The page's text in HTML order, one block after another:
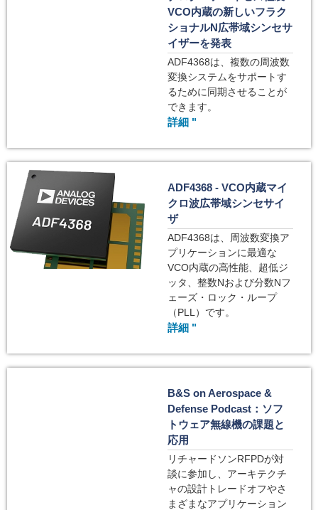
VCO内蔵の新しいフラク
ショナルN広帯域シンセサ
イザーを発表
ADF4368は、複数の周波数
変換システムをサポートす
るために同期させることが
できます。
詳細 "
ADF4368 - VCO内蔵マイ
クロ波広帯域シンセサイ
ザ
ADF4368は、周波数変換ア
プリケーションに最適な
VCO内蔵の高性能、超低ジ
ッタ、整数Nおよび分数Nフ
ェーズ・ロック・ループ
（PLL）です。
詳細 "
B&S on Aerospace &
Defense Podcast：ソフ
トウェア無線機の課題と
応用
リチャードソンRFPDが対
談に参加し、アーキテクチ
ャの設計トレードオフやさ
まざまなアプリケーション